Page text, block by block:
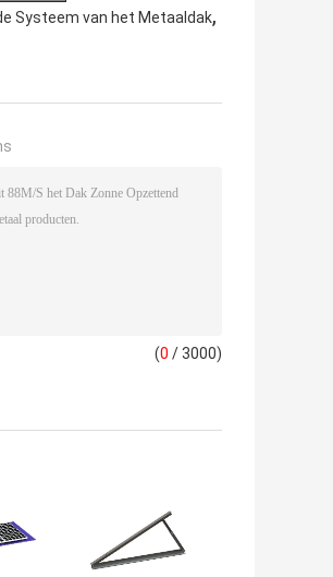
Systeem van het Metaaldak,
(0 / 3000)